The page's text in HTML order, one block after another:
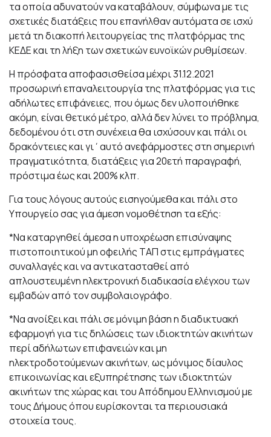
τα οποία αδυνατούν να καταβάλουν, σύμφωνα με τις
σχετικές διατάξεις που επανήλθαν αυτόματα σε ισχύ
μετά τη διακοπή λειτουργείας της πλατφόρμας της
ΚΕΔΕ και τη λήξη των σχετικών ευνοϊκών ρυθμίσεων.
Η πρόσφατα αποφασισθείσα μέχρι 31.12.2021
προσωρινή επαναλειτουργία της πλατφόρμας για τις
αδήλωτες επιφάνειες, που όμως δεν υλοποιήθηκε
ακόμη, είναι θετικό μέτρο, αλλά δεν λύνει το πρόβλημα,
δεδομένου ότι στη συνέχεια θα ισχύσουν και πάλι οι
δρακόντειες και γι΄αυτό ανεφάρμοστες στη σημερινή
πραγματικότητα, διατάξεις για 20ετή παραγραφή,
πρόστιμα έως και 200% κλπ.
Για τους λόγους αυτούς εισηγούμεθα και πάλι στο
Υπουργείο σας για άμεση νομοθέτηση τα εξής:
*Να καταργηθεί άμεσα η υποχρέωση επισύναψης
πιστοποιητικού μη οφειλής ΤΑΠ στις εμπράγματες
συναλλαγές και να αντικατασταθεί από
απλουστευμένη ηλεκτρονική διαδικασία ελέγχου των
εμβαδών από τον συμβολαιογράφο.
*Να ανοίξει και πάλι σε μόνιμη βάση η διαδικτυακή
εφαρμογή για τις δηλώσεις των ιδιοκτητών ακινήτων
περί αδήλωτων επιφανειών και μη
ηλεκτροδοτούμενων ακινήτων, ως μόνιμος δίαυλος
επικοινωνίας και εξυπηρέτησης των ιδιοκτητών
ακινήτων της χώρας και του Απόδημου Ελληνισμού με
τους Δήμους όπου ευρίσκονται τα περιουσιακά
στοιχεία τους.